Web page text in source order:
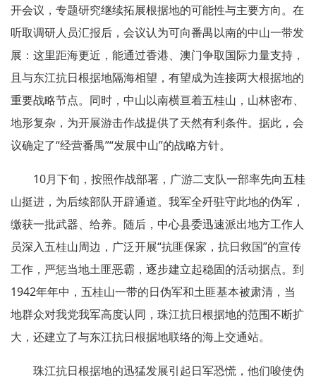
开会议，专题研究继续拓展根据地的可能性与主要方向。在
听取调研人员汇报后，会议认为可向番禺以南的中山一带发
展：这里距海更近，能通过香港、澳门争取国际力量支持，
且与东江抗日根据地隔海相望，有望成为连接两大根据地的
重要战略节点。同时，中山以南横亘着五桂山，山林密布、
地形复杂，为开展游击作战提供了天然有利条件。据此，会
议确定了“经营番禺”“发展中山”的战略方针。
10月下旬，按照作战部署，广游二支队一部率先向五桂
山挺进，为后续部队开辟通道。我军全歼驻守此地的伪军，
缴获一批武器、给养。随后，中心县委迅速派出地方工作人
员深入五桂山周边，广泛开展“抗匪保家，抗日救国”的宣传
工作，严惩当地土匪恶霸，逐步建立起稳固的活动据点。到
1942年年中，五桂山一带的日伪军和土匪基本被肃清，当
地群众对我党我军高度认同，珠江抗日根据地的范围不断扩
大，还建立了与东江抗日根据地联络的海上交通站。
珠江抗日根据地的迅猛发展引起日军恐慌，他们唆使伪